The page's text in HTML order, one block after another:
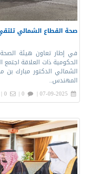
صحة القطاع الشمالي
في إطار تعاون هيئة
الحكومية ذات العلاقة اجتمع
الشمالي الدكتور مبارك
المهندس..
07-09-2025 |
0 |
0 |